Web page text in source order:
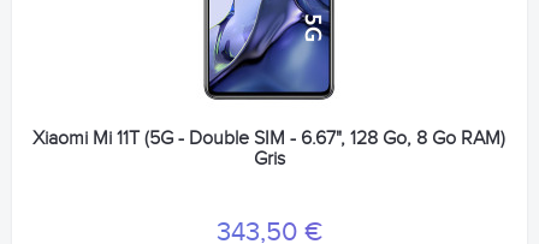
Xiaomi Mi 11T (5G - Double SIM - 6.67", 128 Go, 8 Go RAM)
Gris
343,50 €